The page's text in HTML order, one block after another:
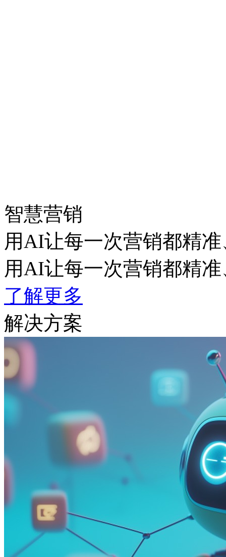
智慧营销
用AI让每一次营销都精准
用AI让每一次营销都精准
了解更多
解决方案